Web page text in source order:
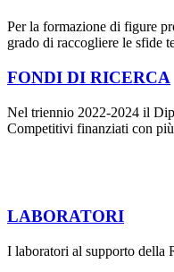
Per la formazione di figure
grado di raccogliere le sfide
FONDI DI RICERCA
Nel triennio 2022-2024 il
Competitivi finanziati con
LABORATORI
I laboratori al supporto della